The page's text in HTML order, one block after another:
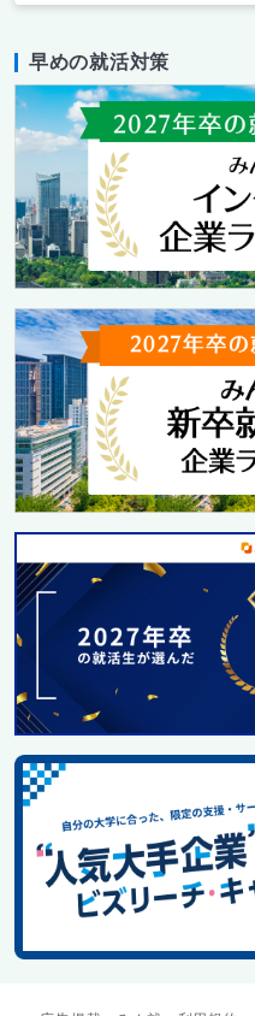
早めの就活対策